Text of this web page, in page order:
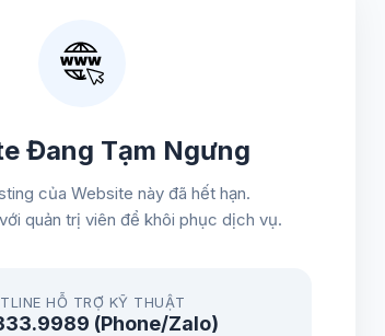
Đang Tạm Ngưng
của Website này đã hết hạn.
quản trị viên để khôi phục dịch vụ.
HỖ TRỢ KỸ THUẬT
(Phone/Zalo)